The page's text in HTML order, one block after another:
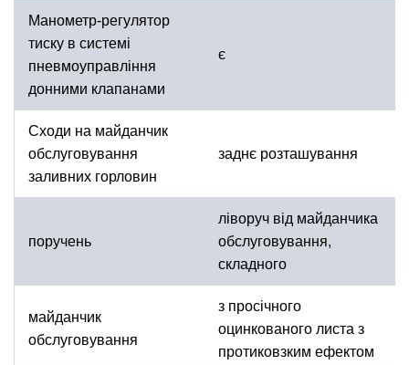
Манометр-регулятор
тиску в системі
пневмоуправління
донними клапанами
є
Сходи на майданчик
обслуговування
заливних горловин
заднє розташування
поручень
ліворуч від майданчика
обслуговування,
складного
майданчик
обслуговування
з просічного
оцинкованого листа з
протиковзким ефектом